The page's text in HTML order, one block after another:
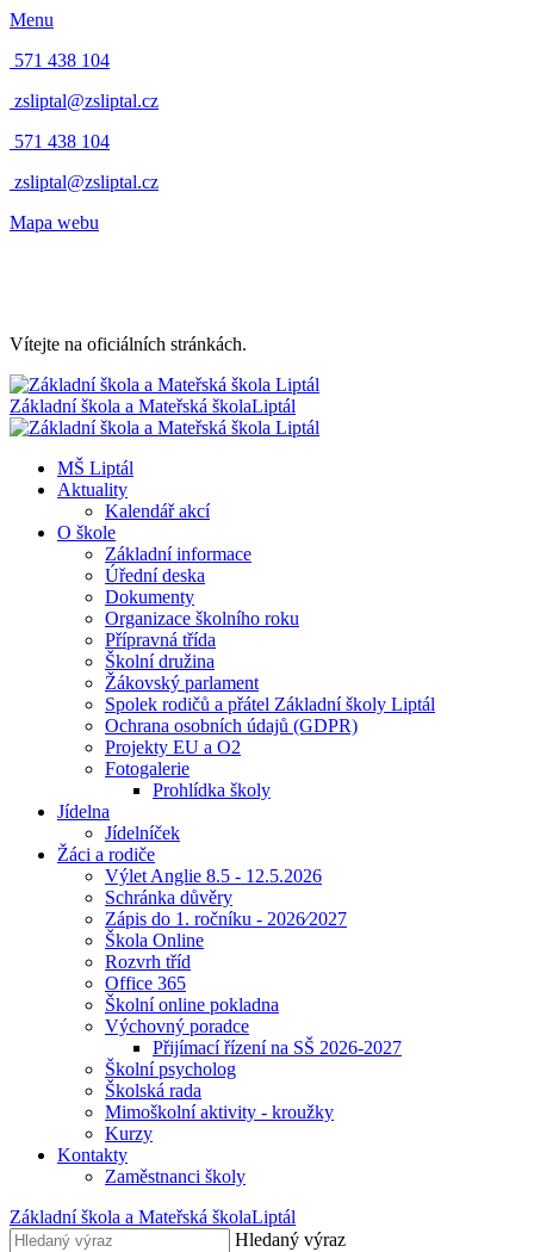
Menu
571 438 104
zsliptal@zsliptal.cz
571 438 104
zsliptal@zsliptal.cz
Mapa webu
Vítejte na oficiálních stránkách.
Základní škola a Mateřská školaLiptál
MŠ Liptál
Aktuality
Kalendář akcí
O škole
Základní informace
Úřední deska
Dokumenty
Organizace školního roku
Přípravná třída
Školní družina
Žákovský parlament
Spolek rodičů a přátel Základní školy Liptál
Ochrana osobních údajů (GDPR)
Projekty EU a O2
Fotogalerie
Prohlídka školy
Jídelna
Jídelníček
Žáci a rodiče
Výlet Anglie 8.5 - 12.5.2026
Schránka důvěry
Zápis do 1. ročníku - 2026⁄2027
Škola Online
Rozvrh tříd
Office 365
Školní online pokladna
Výchovný poradce
Přijímací řízení na SŠ 2026-2027
Školní psycholog
Školská rada
Mimoškolní aktivity - kroužky
Kurzy
Kontakty
Zaměstnanci školy
Základní škola a Mateřská školaLiptál
Hledaný výraz